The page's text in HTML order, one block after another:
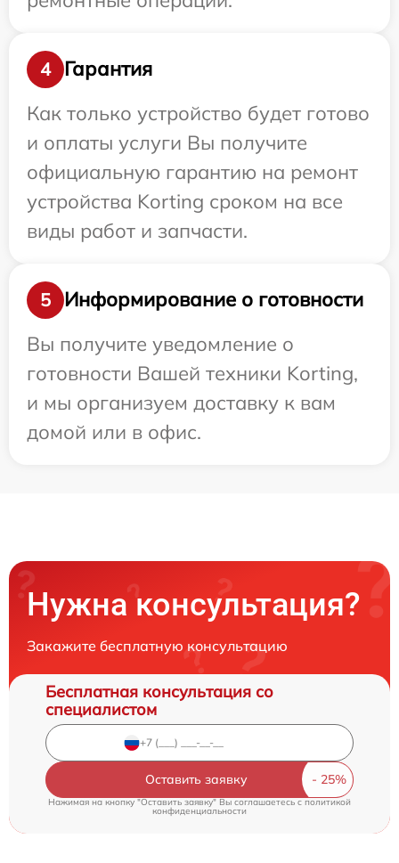
4
Гарантия
Как только устройство будет готово
и оплаты услуги Вы получите
официальную гарантию на ремонт
устройства Korting сроком на все
виды работ и запчасти.
5
Информирование о готовности
Вы получите уведомление о
готовности Вашей техники Korting,
и мы организуем доставку к вам
домой или в офис.
Нужна консультация?
Закажите бесплатную консультацию
Бесплатная консультация со
специалистом
Оставить заявку
Нажимая на кнопку "Оставить заявку" Вы соглашаетесь cполитикой
конфиденциальности